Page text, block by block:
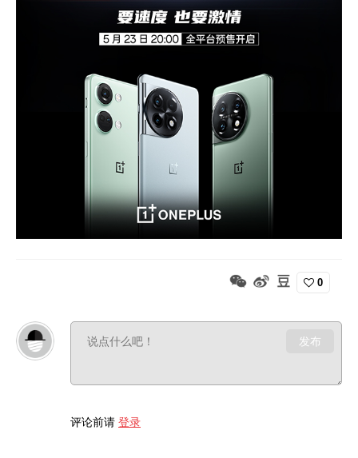
0
发布
评论前请 登录